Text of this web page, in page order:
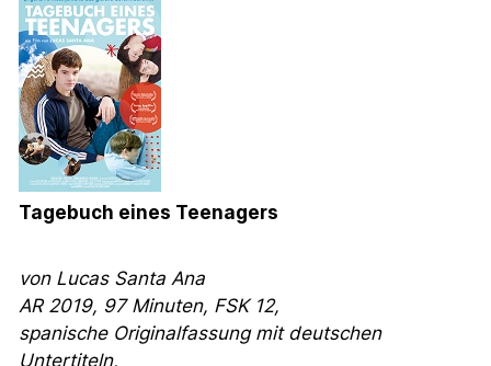
Tagebuch eines Teenagers
von Lucas Santa Ana
AR 2019, 97 Minuten, FSK 12,
spanische Originalfassung mit deutschen
Untertiteln,